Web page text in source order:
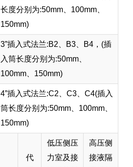
长度分别为:50mm、100mm、
150mm)
3”插入式法兰:B2、B3、B4，(插
入筒长度分别为:50mm、
100mm、150mm)
4”插入式法兰:C2、C3、C4(插入
筒长度分别为:50mm、100mm、
150mm)
代
低压侧压
力室及接
高压侧
接液隔